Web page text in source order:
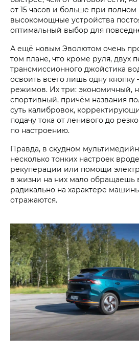
от 15 часов и больше при
высокомощные устройства
оптимальный выбор для
А ещё новым Эволютом очень
том плане, что кроме руля, двух
трансмиссионного джойстика
освоить всего лишь одну
режимов. Их три: экономичный,
спортивный, причём названия
суть калибровок,
подачу тока от ленивого до
по настроению.
Правда, в скудном
несколько тонких настроек
рекуперации или помощи
в жизни на них мало обращаешь
радикально на характере
отражаются.